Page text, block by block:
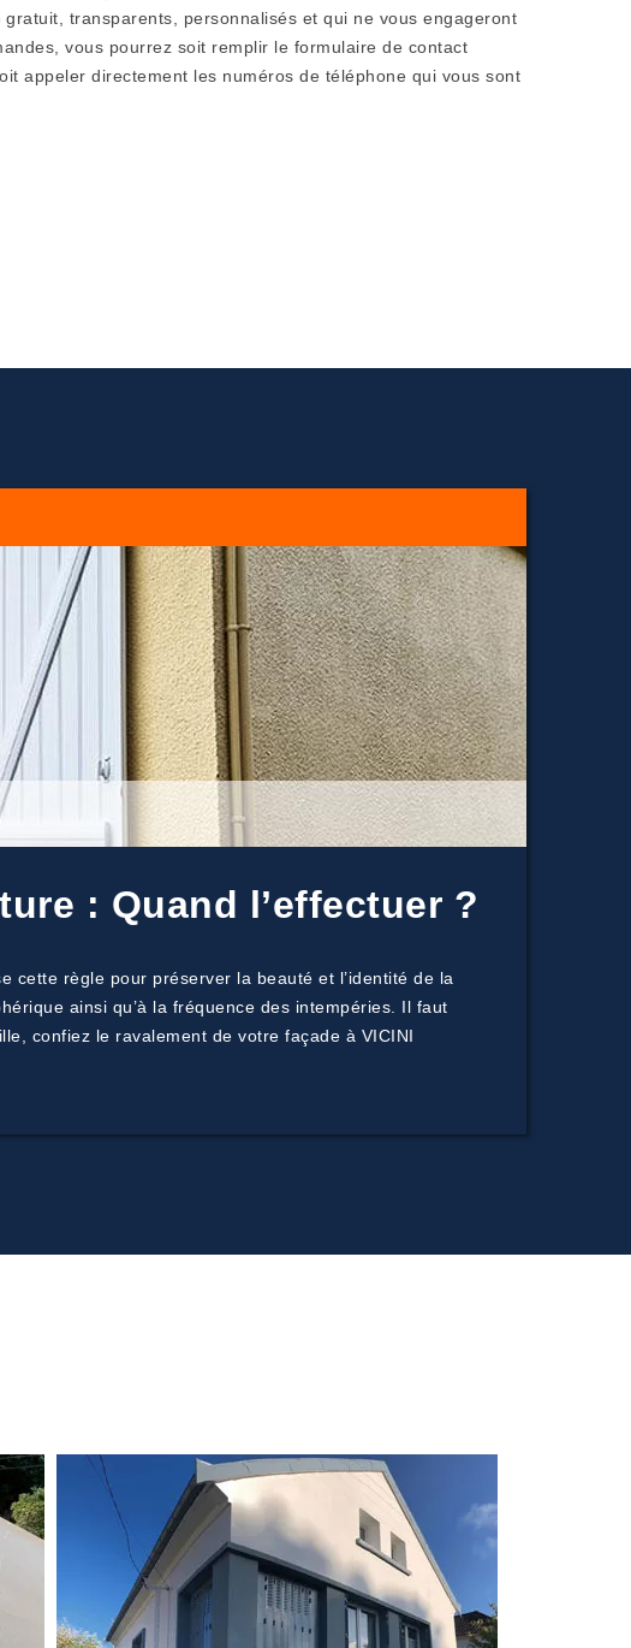
transparents, personnalisés et qui ne vous engageront
vous pourrez soit remplir le formulaire de contact
appeler directement les numéros de téléphone qui vous sont
: Quand l’effectuer ?
cette règle pour préserver la beauté et l’identité de la
ainsi qu’à la fréquence des intempéries. Il faut
confiez le ravalement de votre façade à VICINI